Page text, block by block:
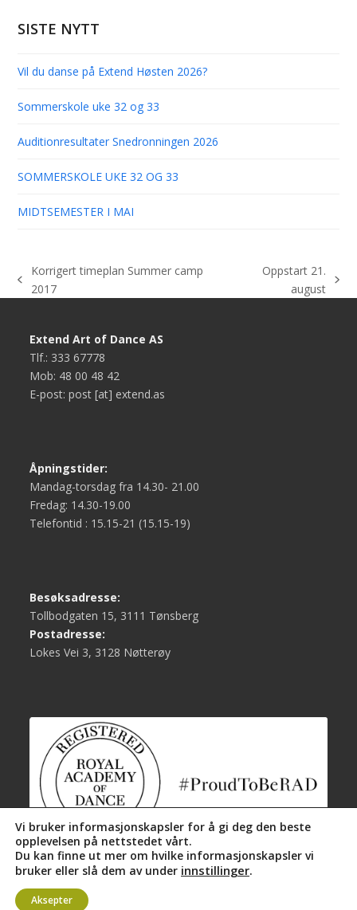
SISTE NYTT
Vil du danse på Extend Høsten 2026?
Sommerskole uke 32 og 33
Auditionresultater Snedronningen 2026
SOMMERSKOLE UKE 32 OG 33
MIDTSEMESTER I MAI
previous
Korrigert timeplan Summer camp
2017
Oppstart 21.
august
Extend Art of Dance AS
Tlf.: 333 67778
Mob: 48 00 48 42
E-post: post [at] extend.as
Åpningstider:
Mandag-torsdag fra 14.30- 21.00
Fredag: 14.30-19.00
Telefontid : 15.15-21 (15.15-19)
Besøksadresse:
Tollbodgaten 15, 3111 Tønsberg
Postadresse:
Lokes Vei 3, 3128 Nøtterøy
Vi bruker informasjonskapsler for å gi deg den beste
opplevelsen på nettstedet vårt.
Du kan finne ut mer om hvilke informasjonskapsler vi
bruker eller slå dem av under innstillinger.
Aksepter